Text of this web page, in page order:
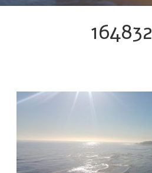
20170910_164832